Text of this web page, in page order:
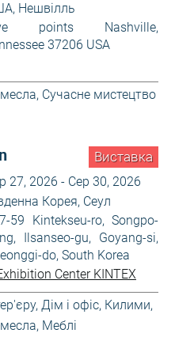
Нешвілль
points Nashville,
37206 USA
, Сучасне мистецтво
Виставка
27, 2026 - Сер 30, 2026
Корея, Сеул
59 Kintekseu-ro, Songpo-
Ilsanseo-gu, Goyang-si,
do, South Korea
Center KINTEX
, Дім і офіс, Килими,
, Меблі